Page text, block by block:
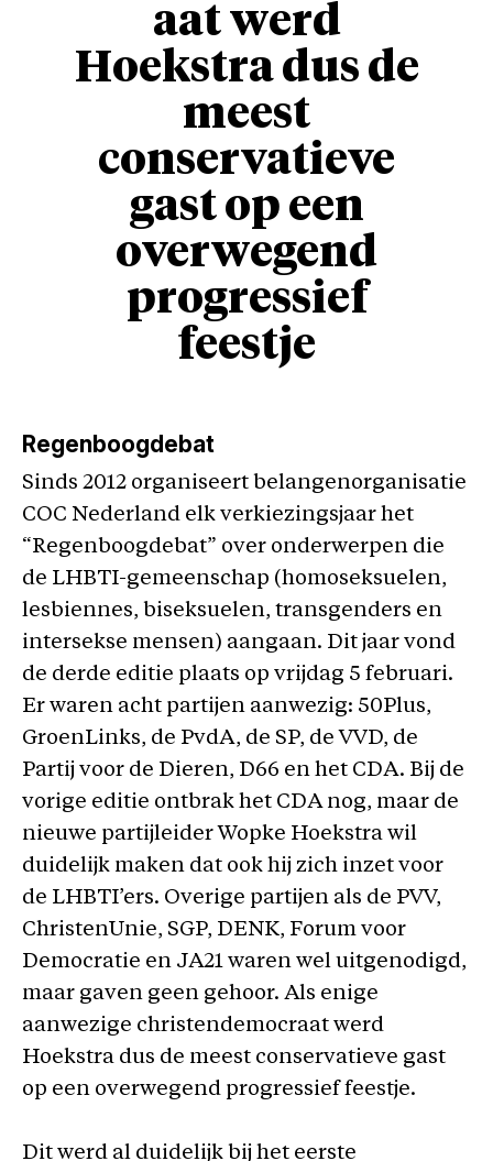
aat werd
Hoekstra dus de
meest
conservatieve
gast op een
overwegend
progressief
feestje
Regenboogdebat
Sinds 2012 organiseert belangenorganisatie
COC Nederland elk verkiezingsjaar het
“Regenboogdebat” over onderwerpen die
de LHBTI-gemeenschap (homoseksuelen,
lesbiennes, biseksuelen, transgenders en
intersekse mensen) aangaan. Dit jaar vond
de derde editie plaats op vrijdag 5 februari.
Er waren acht partijen aanwezig: 50Plus,
GroenLinks, de PvdA, de SP, de VVD, de
Partij voor de Dieren, D66 en het CDA. Bij de
vorige editie ontbrak het CDA nog, maar de
nieuwe partijleider Wopke Hoekstra wil
duidelijk maken dat ook hij zich inzet voor
de LHBTI’ers. Overige partijen als de PVV,
ChristenUnie, SGP, DENK, Forum voor
Democratie en JA21 waren wel uitgenodigd,
maar gaven geen gehoor. Als enige
aanwezige christendemocraat werd
Hoekstra dus de meest conservatieve gast
op een overwegend progressief feestje.
Dit werd al duidelijk bij het eerste